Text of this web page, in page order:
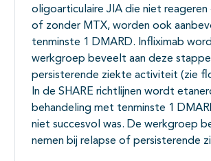
oligoarticulaire JIA die niet
of zonder MTX, worden ook
tenminste 1 DMARD. Infliximab
werkgroep beveelt aan deze
persisterende ziekte activiteit (zie
In de SHARE richtlijnen wordt
behandeling met tenminste 1
niet succesvol was. De werkgroep
nemen bij relapse of persisterende